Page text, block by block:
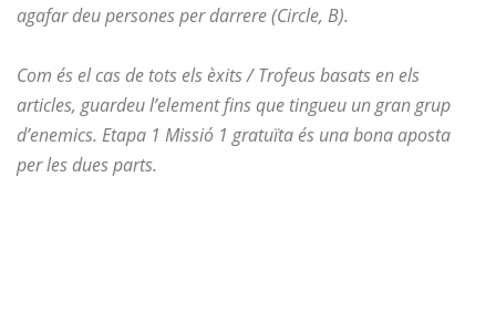
agafar deu persones per darrere (Circle, B).
Com és el cas de tots els èxits / Trofeus basats en els
articles, guardeu l’element fins que tingueu un gran grup
d’enemics. Etapa 1 Missió 1 gratuïta és una bona aposta
per les dues parts.